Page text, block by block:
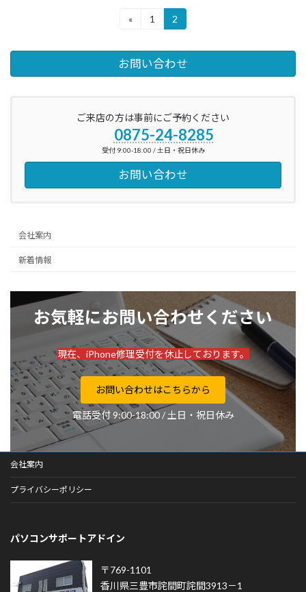
送
り
«
固
ー
ジ
1
固
定
ー
ジ
2
お問い合わせ
ご来店の方は事前にご予約ください
0875-24-8285
受付 9:00-18:00 / 土日・祝日休み
お問い合わせ
会社案内
新着情報
お気軽にお問い合わせください
現在、iPhone修理受付を休止しております。
お問い合わせはこちらから
電話受付 9:00-18:00 / 土日・祝日休み
会社案内
プライバシーポリシー
パソコンサポートアドイン
〒769-1101
香川県三豊市詫間町詫間3913－1